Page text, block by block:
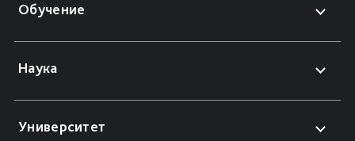
Обучение
Наука
Университет